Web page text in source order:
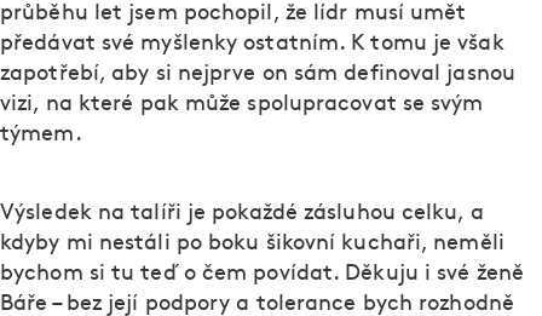
průběhu let jsem pochopil, že lídr musí umět
předávat své myšlenky ostatním. K tomu je však
zapotřebí, aby si nejprve on sám definoval jasnou
vizi, na které pak může spolupracovat se svým
týmem.
Výsledek na talíři je pokaždé zásluhou celku, a
kdyby mi nestáli po boku šikovní kuchaři, neměli
bychom si tu teď o čem povídat. Děkuju i své ženě
Báře – bez její podpory a tolerance bych rozhodně